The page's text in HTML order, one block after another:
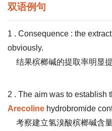
双语例句
1 . Consequence : the
obviously.
结果槟榔碱的提取率明显
2 . The aim was to establish
Arecoline hydrobromide
考察建立氢溴酸槟榔碱含